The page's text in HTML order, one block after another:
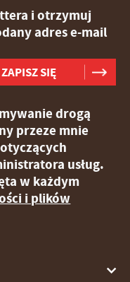
i otrzymuj
adres e-mail
drogą
przeze mnie
usług.
w każdym
i plików